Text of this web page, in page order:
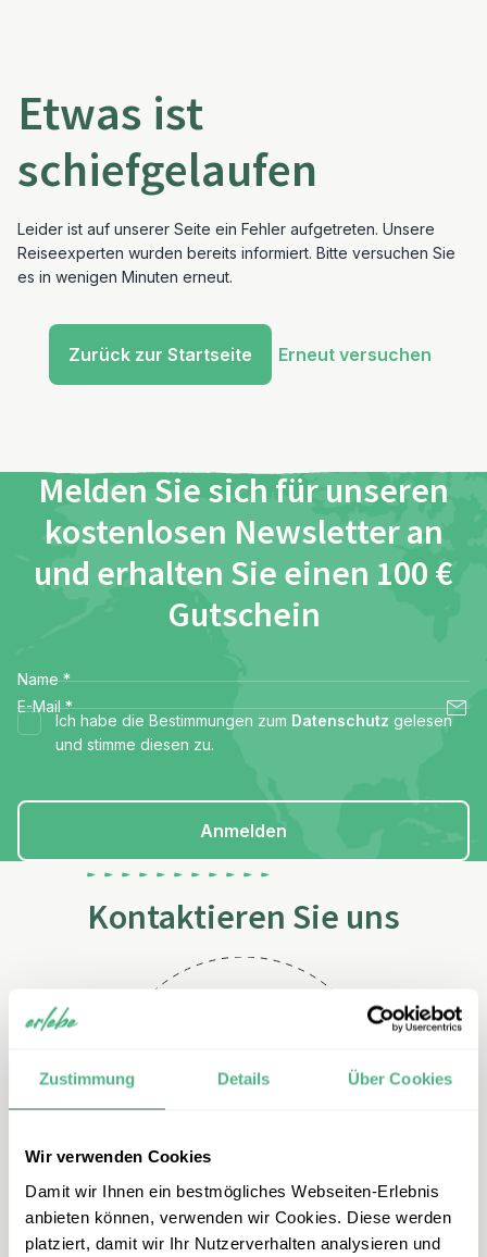
Zustimmung Details Über Cookies
Wir verwenden Cookies
Damit wir Ihnen ein bestmögliches Webseiten-Erlebnis
anbieten können, verwenden wir Cookies. Diese werden
platziert, damit wir Ihr Nutzerverhalten analysieren und
Etwas ist
schiefgelaufen
Leider ist auf unserer Seite ein Fehler aufgetreten. Unsere
Reiseexperten wurden bereits informiert. Bitte versuchen Sie
es in wenigen Minuten erneut.
Zurück zur Startseite Erneut versuchen
Melden Sie sich für unseren
kostenlosen Newsletter an
und erhalten Sie einen 100 €
Gutschein
Name *
E-Mail *
Ich habe die Bestimmungen zum Datenschutz gelesen
und stimme diesen zu.
Anmelden
Kontaktieren Sie uns
Telefon